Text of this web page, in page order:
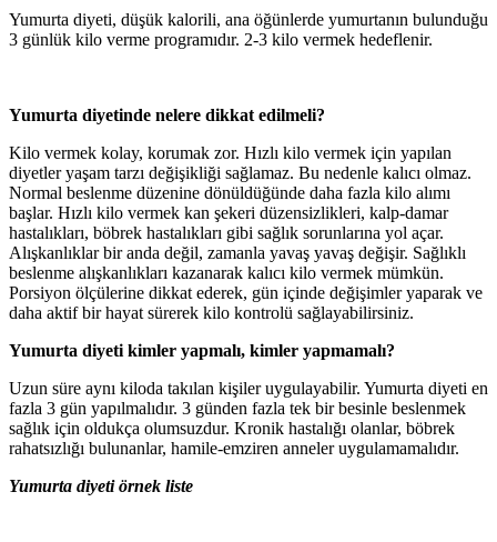
Yumurta diyeti, düşük kalorili, ana öğünlerde yumurtanın bulunduğu
3 günlük kilo verme programıdır. 2-3 kilo vermek hedeflenir.
Yumurta diyetinde nelere dikkat edilmeli?
Kilo vermek kolay, korumak zor. Hızlı kilo vermek için yapılan
diyetler yaşam tarzı değişikliği sağlamaz. Bu nedenle kalıcı olmaz.
Normal beslenme düzenine dönüldüğünde daha fazla kilo alımı
başlar. Hızlı kilo vermek kan şekeri düzensizlikleri, kalp-damar
hastalıkları, böbrek hastalıkları gibi sağlık sorunlarına yol açar.
Alışkanlıklar bir anda değil, zamanla yavaş yavaş değişir. Sağlıklı
beslenme alışkanlıkları kazanarak kalıcı kilo vermek mümkün.
Porsiyon ölçülerine dikkat ederek, gün içinde değişimler yaparak ve
daha aktif bir hayat sürerek kilo kontrolü sağlayabilirsiniz.
Yumurta diyeti kimler yapmalı, kimler yapmamalı?
Uzun süre aynı kiloda takılan kişiler uygulayabilir. Yumurta diyeti en
fazla 3 gün yapılmalıdır. 3 günden fazla tek bir besinle beslenmek
sağlık için oldukça olumsuzdur. Kronik hastalığı olanlar, böbrek
rahatsızlığı bulunanlar, hamile-emziren anneler uygulamamalıdır.
Yumurta diyeti örnek liste